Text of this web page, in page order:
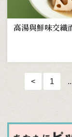
高湯與鮮味交織
< 1